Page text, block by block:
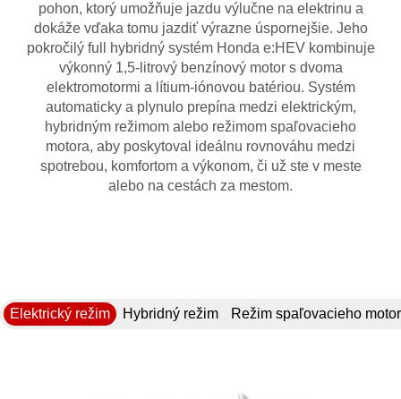
pohon, ktorý umožňuje jazdu výlučne na elektrinu a
dokáže vďaka tomu jazdiť výrazne úspornejšie. Jeho
pokročilý full hybridný systém Honda e:HEV kombinuje
výkonný 1,5-litrový benzínový motor s dvoma
elektromotormi a lítium-iónovou batériou. Systém
automaticky a plynulo prepína medzi elektrickým,
hybridným režimom alebo režimom spaľovacieho
motora, aby poskytoval ideálnu rovnováhu medzi
spotrebou, komfortom a výkonom, či už ste v meste
alebo na cestách za mestom.
Elektrický režim Hybridný režim Režim spaľovacieho